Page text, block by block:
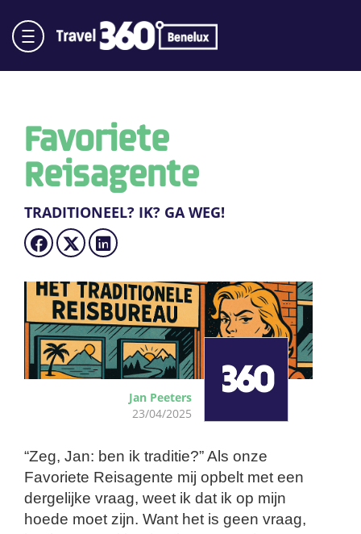
Favoriete
Reisagente
TRADITIONEEL? IK? GA WEG!
Jan Peeters
23/04/2025
“Zeg, Jan: ben ik traditie?” Als onze
Favoriete Reisagente mij opbelt met een
dergelijke vraag, weet ik dat ik op mijn
hoede moet zijn. Want het is geen vraag,